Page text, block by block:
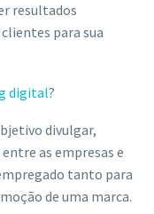
resultados
para sua
digital?
divulgar,
as empresas e
tanto para
de uma marca.